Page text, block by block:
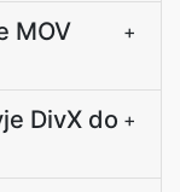
MOV
+
DivX do +